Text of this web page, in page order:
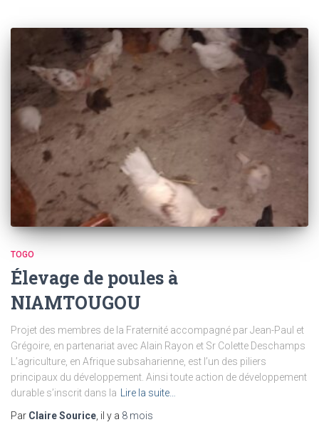
TOGO
Élevage de poules à
NIAMTOUGOU
Projet des membres de la Fraternité accompagné par Jean-Paul et
Grégoire, en partenariat avec Alain Rayon et Sr Colette Deschamps
L’agriculture, en Afrique subsaharienne, est l’un des piliers
principaux du développement. Ainsi toute action de développement
durable s’inscrit dans la Lire la suite…
Par Claire Sourice , il y a 8 mois